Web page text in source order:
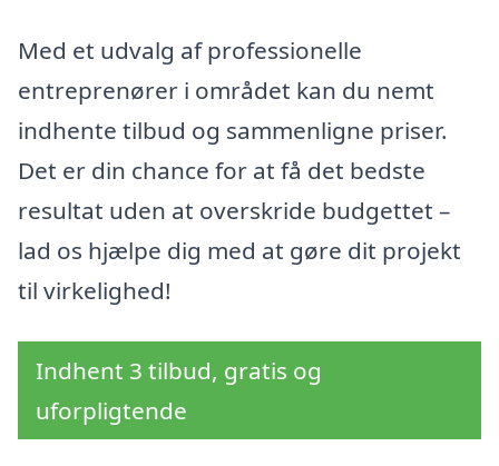
Med et udvalg af professionelle
entreprenører i området kan du nemt
indhente tilbud og sammenligne priser.
Det er din chance for at få det bedste
resultat uden at overskride budgettet –
lad os hjælpe dig med at gøre dit projekt
til virkelighed!
Indhent 3 tilbud, gratis og
uforpligtende